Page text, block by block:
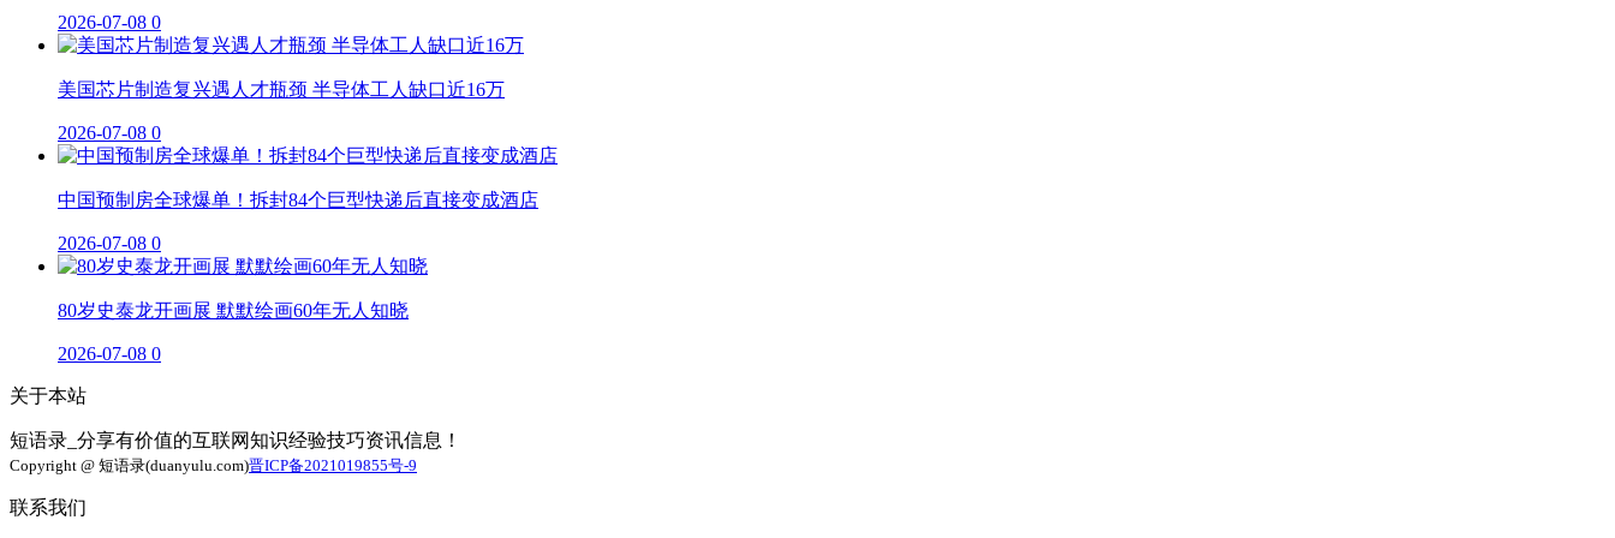
2026-07-08 0
美国芯片制造复兴遇人才瓶颈 半导体工人缺口近16万
2026-07-08 0
中国预制房全球爆单！拆封84个巨型快递后直接变成酒店
2026-07-08 0
80岁史泰龙开画展 默默绘画60年无人知晓
2026-07-08 0
关于本站
短语录_分享有价值的互联网知识经验技巧资讯信息！
Copyright @ 短语录(duanyulu.com)晋ICP备2021019855号-9
联系我们